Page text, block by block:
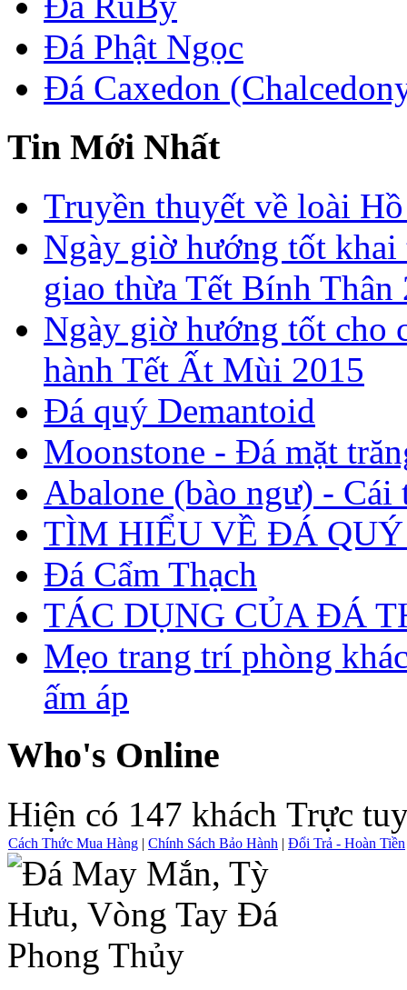
Đá Phật Ngọc
Đá Caxedon
Tin Mới Nhất
Truyền thuyết về loài
Ngày giờ hướng tốt
giao thừa Tết Bính Thân
Ngày giờ hướng tốt cho
hành Tết Ất Mùi 2015
Đá quý Demantoid
Moonstone - Đá mặt
Abalone (bào ngư) - Cái
TÌM HIỂU VỀ ĐÁ QUÝ
Đá Cẩm Thạch
TÁC DỤNG CỦA ĐÁ
Mẹo trang trí phòng
ấm áp
Who's Online
Hiện có 147 khách Trực
Cách Thức Mua Hàng | Chính Sách Bảo Hành | Đổi Trả - Hoàn Tiền